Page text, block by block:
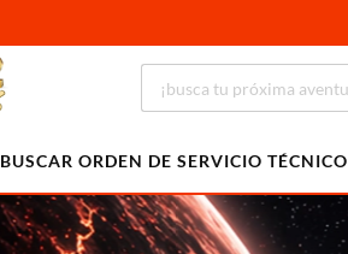
BUSCAR ORDEN DE SERVICIO TÉCNICO